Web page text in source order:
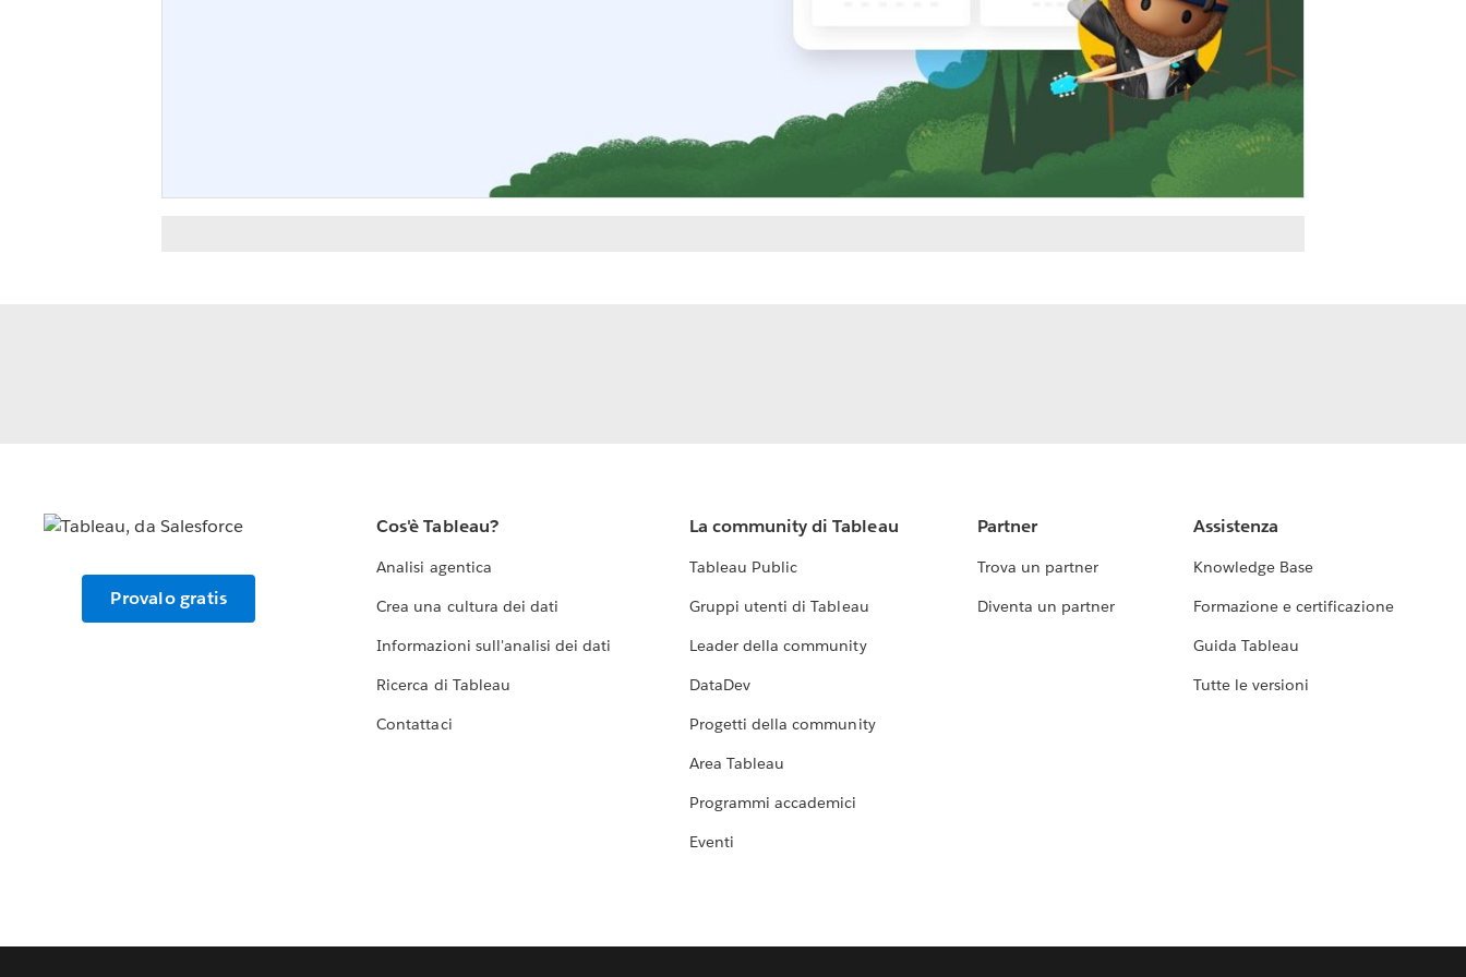
Video
Provalo gratis
Cos'è Tableau?
Analisi agentica
Crea una cultura dei dati
Informazioni sull'analisi dei dati
Ricerca di Tableau
Contattaci
La community di Tableau
Tableau Public
Gruppi utenti di Tableau
Leader della community
DataDev
Progetti della community
Area Tableau
Programmi accademici
Eventi
Partner
Trova un partner
Diventa un partner
Assistenza
Knowledge Base
Formazione e certificazione
Guida Tableau
Tutte le versioni